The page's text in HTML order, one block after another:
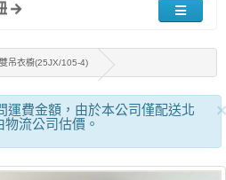
吊衣櫥(25JX/105-4)
×
運費金額，由於本公司僅配送北
流公司估價。